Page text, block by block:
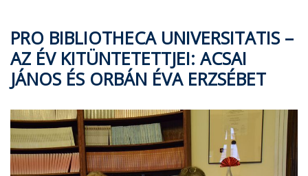
PRO BIBLIOTHECA UNIVERSITATIS –
AZ ÉV KITÜNTETETTJEI: ACSAI
JÁNOS ÉS ORBÁN ÉVA ERZSÉBET